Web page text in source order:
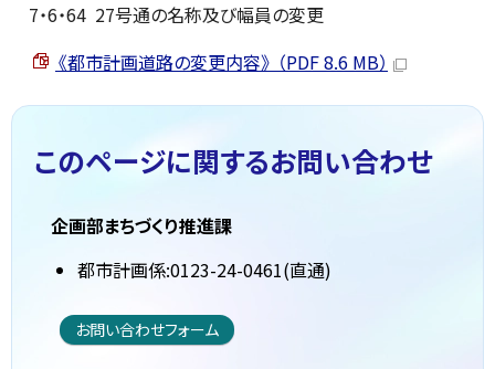
7・6・64 27号通の名称及び幅員の変更
《都市計画道路の変更内容》 （PDF 8.6 MB）
このページに関するお問い合わせ
企画部まちづくり推進課
都市計画係:0123-24-0461(直通)
お問い合わせフォーム